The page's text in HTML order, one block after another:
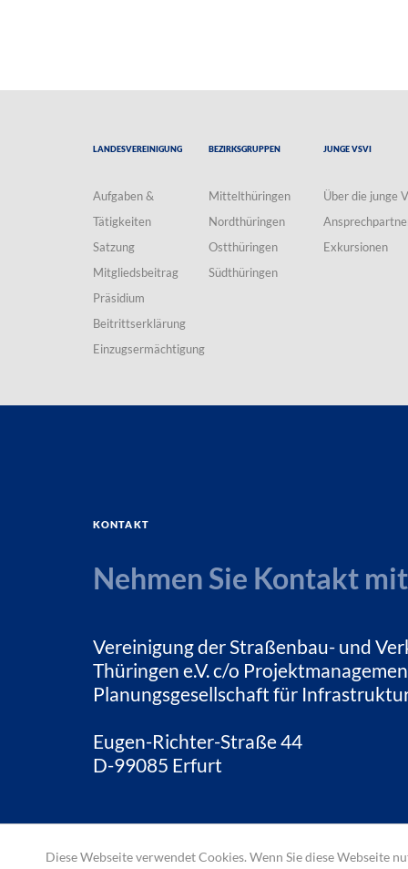
Diese Webseite verwendet Cookies. Wenn Sie diese Webseite
Landesvereinigung
Aufgaben &
Tätigkeiten
Satzung
Mitgliedsbeitrag
Präsidium
Beitrittserklärung
Einzugsermächtigung
Bezirksgruppen
Mittelthüringen
Nordthüringen
Ostthüringen
Südthüringen
Junge VSVI
Über die junge
Exkursionen
Kontakt
Nehmen Sie Kontakt
Vereinigung der Straßenbau- und
Thüringen e.V. c/o
Planungsgesellschaft für
Eugen-Richter-Straße 44
D-99085 Erfurt